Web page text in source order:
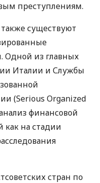
преступлениям.
существуют
Одной из главных
Италии и Службы
(Serious Organized
финансовой
на стадии
стран по